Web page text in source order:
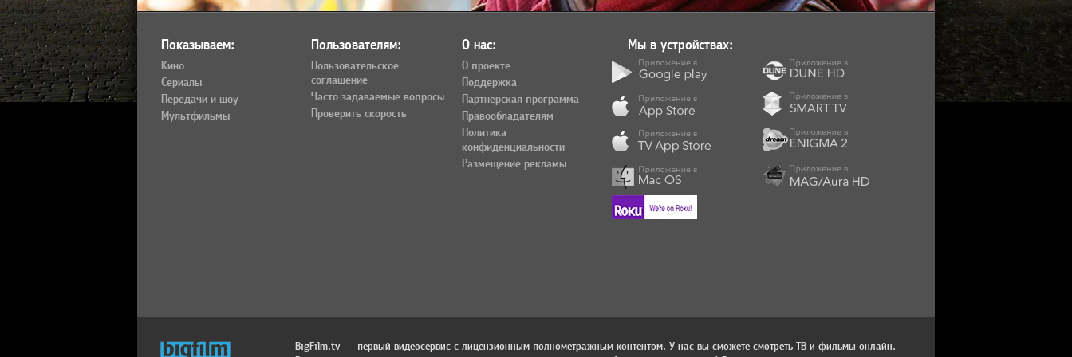
Показываем:
Кино
Сериалы
Передачи и шоу
Мультфильмы
Пользователям:
Пользовательское
соглашение
Часто задаваемые вопросы
Проверить скорость
О нас:
О проекте
Поддержка
Партнерская программа
Правообладателям
Политика
конфиденциальности
Размещение рекламы
Мы в устройствах:
BigFilm.tv — первый видеосервис с лицензионным полнометражным контентом. У нас вы сможете смотреть ТВ и фильмы онлайн.